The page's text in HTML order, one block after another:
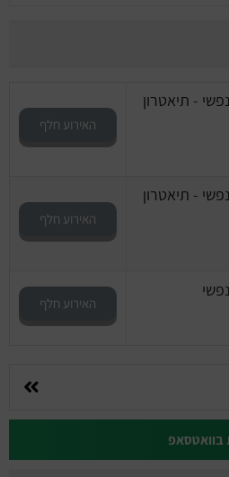
- תיאטרון
האירוע חלף
- תיאטרון
האירוע חלף
האירוע חלף
בוואטסאפ